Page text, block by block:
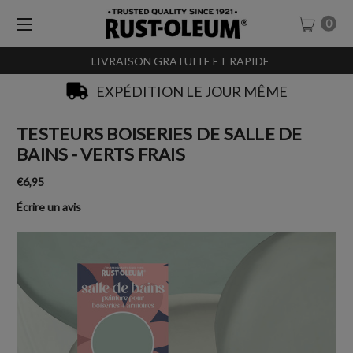
LIVRAISON GRATUITE ET RAPIDE
0
EXPÉDITION LE JOUR MÊME
TESTEURS BOISERIES DE SALLE DE
BAINS - VERTS FRAIS
€6,95
Écrire un avis